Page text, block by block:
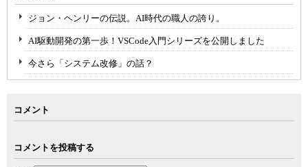
ジョン・ヘンリーの伝説。AI時代の職人の誇り。
AI駆動開発の第一歩！VSCode入門シリーズを公開しました
今さら「システム改修」の話？
コメント
コメントを投稿する